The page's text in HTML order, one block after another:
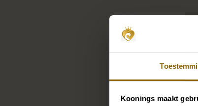
Koonings maakt